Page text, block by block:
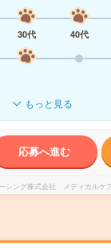
30代 40代
もっと見る
応募へ進む
シング株式会社 メディカルケ